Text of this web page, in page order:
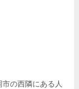
の西隣にある人